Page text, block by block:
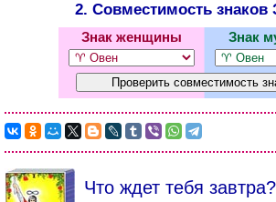
2. Совместимость знаков
Знак женщины Знак
Что ждет тебя завтра?